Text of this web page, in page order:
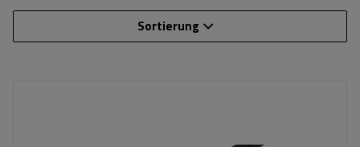
Sortierung